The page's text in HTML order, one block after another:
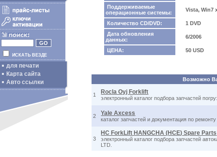
ИСКАТЬ ВЕЗДЕ
для печати
Карта сайта
Авто ссылки
Поддерживаемые
операционные системы:
Vista, Win7
Количество CD/DVD:
1 DVD
Дата обновления
данных:
6/2006
ЦЕНА: 50 USD
Возможно
1 Rocla Oyj Forklift
электронный каталог подбора запчастей
2 Yale Axcess
каталог запчастей и документация по
3
HC ForkLift HANGCHA (HCE) Spare Parts
электронный каталог подбора запчастей
LTD.